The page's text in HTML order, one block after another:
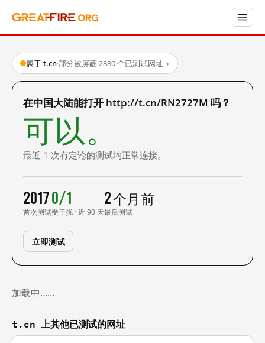
属于 t.cn·部分被屏蔽·2880 个已测试网址→
在中国大陆能打开 http://t.cn/RN2727M 吗？
可以。
最近 1 次有定论的测试均正常连接。
2017
首次测试
0/1
受干扰 · 近 90 天
2 个月前
最后测试
立即测试
加载中……
t.cn 上其他已测试的网址